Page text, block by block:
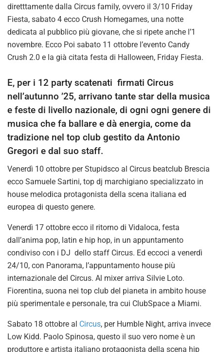
diretttamente dalla Circus family, ovvero il 3/10 Friday
Fiesta, sabato 4 ecco Crush Homegames, una notte
dedicata al pubblico più giovane, che si ripete anche l’1
novembre. Ecco Poi sabato 11 ottobre l’evento Candy
Crush 2.0 e la già citata festa di Halloween, Friday Fiesta.
E, per i 12 party scatenati firmati Circus
nell’autunno ’25, arrivano tante star della musica
e feste di livello nazionale, di ogni ogni genere di
musica che fa ballare e dà energia, come da
tradizione nel top club gestito da Antonio
Gregori e dal suo staff.
Venerdì 10 ottobre per Stupidsco al Circus beatclub Brescia
ecco Samuele Sartini, top dj marchigiano specializzato in
house melodica protagonista della scena italiana ed
europea di questo genere.
Venerdì 17 ottobre ecco il ritorno di Vidaloca, festa
dall’anima pop, latin e hip hop, in un appuntamento
condiviso con i DJ dello staff Circus. Ed eccoci a venerdì
24/10, con Panorama, l’appuntamento house più
internazionale del Circus. Al mixer arriva Silvie Loto.
Fiorentina, suona nei top club del pianeta in ambito house
più sperimentale e personale, tra cui ClubSpace a Miami.
Sabato 18 ottobre al Circus, per Humble Night, arriva invece
Low Kidd. Paolo Spinosa, questo il suo vero nome è un
produttore e artista italiano protagonista della scena hip